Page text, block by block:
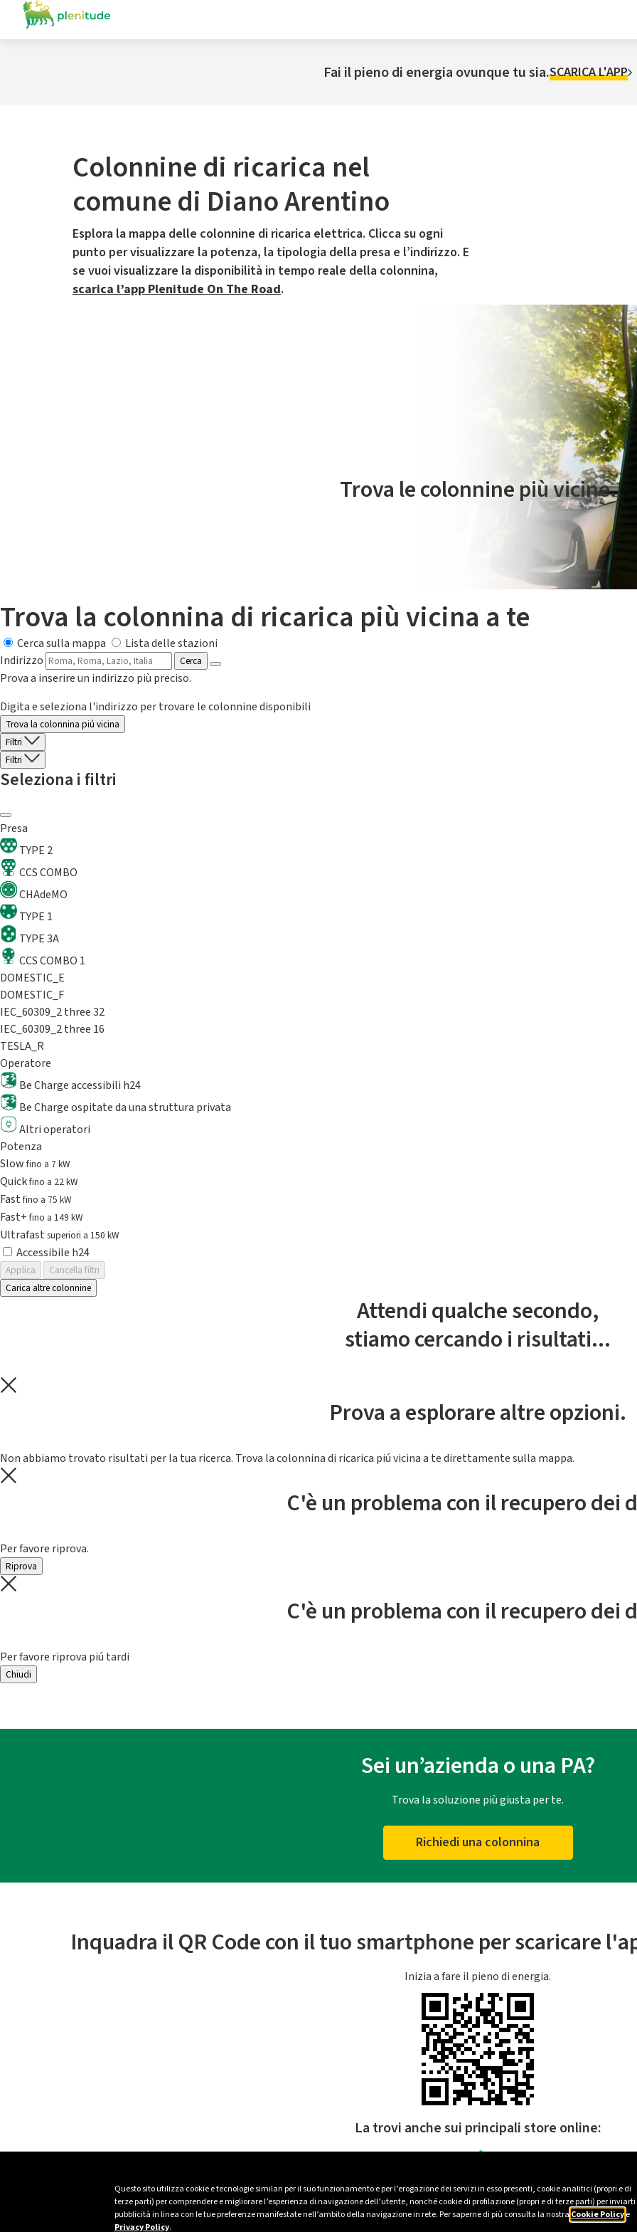
Questo sito utilizza cookie e tecnologie similari per il suo funzionamento e per l’erogazione dei servizi in esso presenti, cookie analitici (propri e di
terze parti) per comprendere e migliorare l’esperienza di navigazione dell’utente, nonché cookie di profilazione (propri e di terze parti) per inviarti
pubblicità in linea con le tue preferenze manifestate nell’ambito della navigazione in rete. Per saperne di più consulta la nostra Cookie Policye
Privacy Policy.
Fai il pieno di energia ovunque tu sia.SCARICA L'APP
Colonnine di ricarica nel
comune di Diano Arentino
Esplora la mappa delle colonnine di ricarica elettrica. Clicca su ogni
punto per visualizzare la potenza, la tipologia della presa e l’indirizzo. E
se vuoi visualizzare la disponibilità in tempo reale della colonnina,
scarica l’app Plenitude On The Road.
Il servizio di mobilità elettrica è gestito da Plenitude On The Road
Trova le colonnine più vicine.
Trova la colonnina di ricarica più vicina a te
Cerca sulla mappa
Lista delle stazioni
Indirizzo
Cerca
Prova a inserire un indirizzo più preciso.
Digita e seleziona l'indirizzo per trovare le colonnine disponibili
Trova la colonnina piú vicina
Filtri
Filtri
Seleziona i filtri
Presa
TYPE 2
CCS COMBO
CHAdeMO
TYPE 1
TYPE 3A
CCS COMBO 1
DOMESTIC_E
DOMESTIC_F
IEC_60309_2 three 32
IEC_60309_2 three 16
TESLA_R
Operatore
Be Charge accessibili h24
Be Charge ospitate da una struttura privata
Altri operatori
Potenza
Slowfino a 7 kW
Quickfino a 22 kW
Fastfino a 75 kW
Fast+fino a 149 kW
Ultrafast superiori a 150 kW
Accessibile h24
Applica
Cancella filtri
Carica altre colonnine
Attendi qualche secondo,
stiamo cercando i risultati...
Prova a esplorare altre opzioni.
Non abbiamo trovato risultati per la tua ricerca. Trova la colonnina di ricarica piú vicina a te direttamente sulla mappa.
C'è un problema con il recupero dei
Per favore riprova.
Riprova
C'è un problema con il recupero dei
Per favore riprova piú tardi
Chiudi
Sei un’azienda o una PA?
Trova la soluzione più giusta per te.
Richiedi una colonnina
Inquadra il QR Code con il tuo smartphone per scaricare
Inizia a fare il pieno di energia.
La trovi anche sui principali store online: